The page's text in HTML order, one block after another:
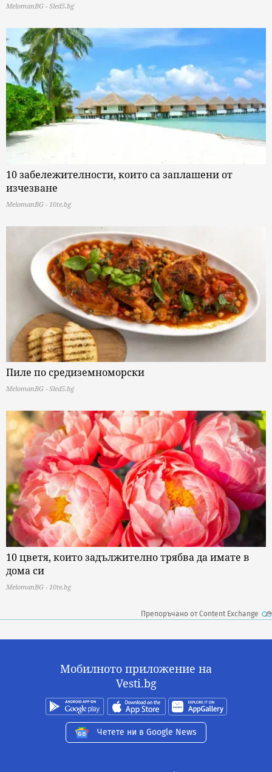
MelomanBG - Sled5.bg
10 забележителности, които са заплашени от
изчезване
MelomanBG - 10te.bg
Пиле по средиземноморски
MelomanBG - Sled5.bg
10 цветя, които задължително трябва да имате в
дома си
MelomanBG - 10te.bg
Препоръчано от Content Exchange
Мобилното приложение на
Vesti.bg
Четете ни в Google News